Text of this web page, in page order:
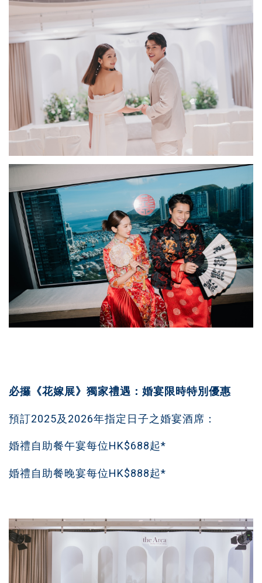
必攞《花嫁展》獨家禮遇：婚宴限時特別優惠
預訂2025及2026年指定日子之婚宴酒席：
婚禮自助餐午宴每位HK$688起*
婚禮自助餐晚宴每位HK$888起*